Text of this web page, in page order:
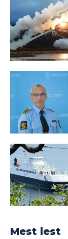
Mest lest